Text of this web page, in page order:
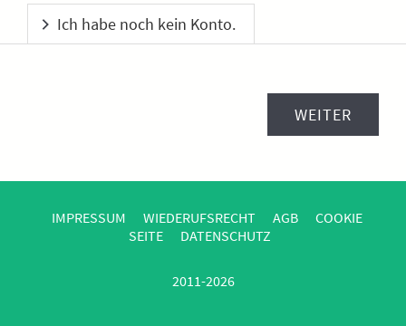
Ich habe noch kein Konto.
IMPRESSUM WIEDERUFSRECHT AGB
COOKIE
SEITE
DATENSCHUTZ
2011-2026